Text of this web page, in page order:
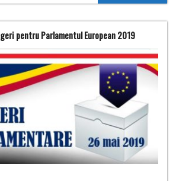
pentru Parlamentul European 2019